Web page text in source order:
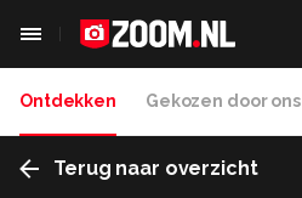
Ontdekken Gekozen door ons
Terug naar overzicht